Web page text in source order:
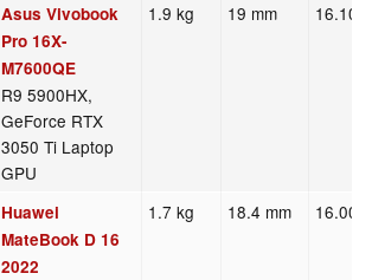
Asus Vivobook
Pro 16X-
M7600QE
R9 5900HX,
GeForce RTX
3050 Ti Laptop
GPU
1.9 kg 19 mm 16.10"
Huawei
MateBook D 16
2022
1.7 kg 18.4 mm 16.00"